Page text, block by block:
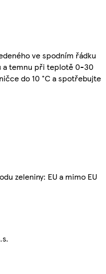
ve spodním řádku
a temnu při teplotě 0-30
do 10 °C a spotřebujte
zeleniny: EU a mimo EU